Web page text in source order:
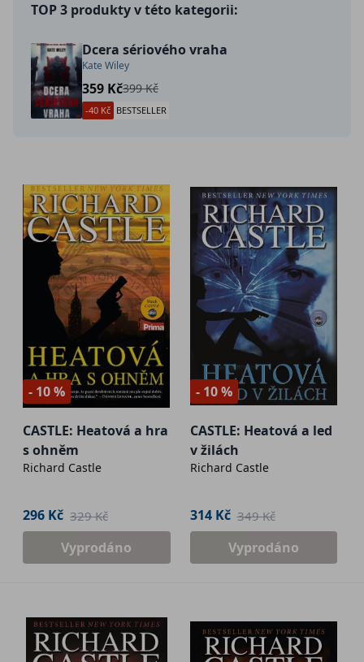
TOP 3 produkty v této kategorii:
Dcera sériového vraha
Kate Wiley
359 Kč399 Kč
-40 Kč BESTSELLER
- 10 %
CASTLE: Heatová a hra
s ohněm
Richard Castle
296 Kč 329 Kč
Vyprodáno
- 10 %
CASTLE: Heatová a led
v žilách
Richard Castle
314 Kč 349 Kč
Vyprodáno